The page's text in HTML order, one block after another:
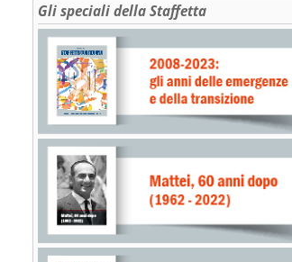
Gli speciali della Staffetta